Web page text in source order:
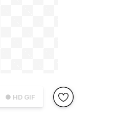
● HD GIF